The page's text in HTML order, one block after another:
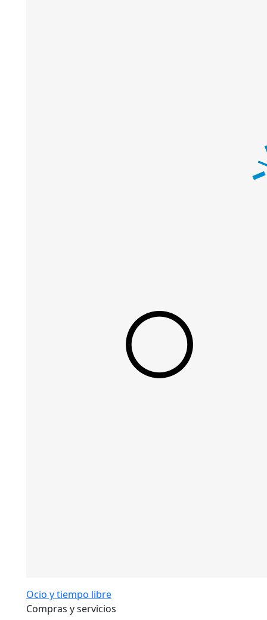
Ocio y tiempo libre
Compras y servicios